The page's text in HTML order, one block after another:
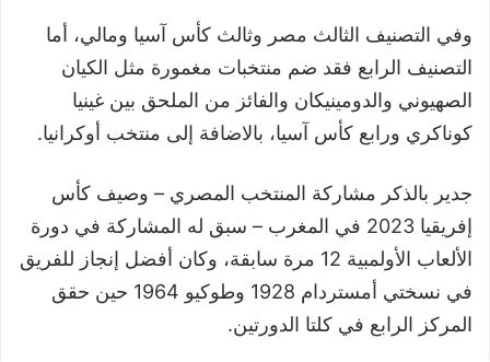
وفي التصنيف الثالث مصر وثالث كأس آسيا ومالي، أما
التصنيف الرابع فقد ضم منتخبات مغمورة مثل الكيان
الصهيوني والدومينيكان والفائز من الملحق بين غينيا
كوناكري ورابع كأس آسيا، بالاضافة إلى منتخب أوكرانيا.
جدير بالذكر مشاركة المنتخب المصري – وصيف كأس
إفريقيا 2023 في المغرب – سبق له المشاركة في دورة
الألعاب الأولمبية 12 مرة سابقة، وكان أفضل إنجاز للفريق
في نسختي أمستردام 1928 وطوكيو 1964 حين حقق
المركز الرابع في كلتا الدورتين.